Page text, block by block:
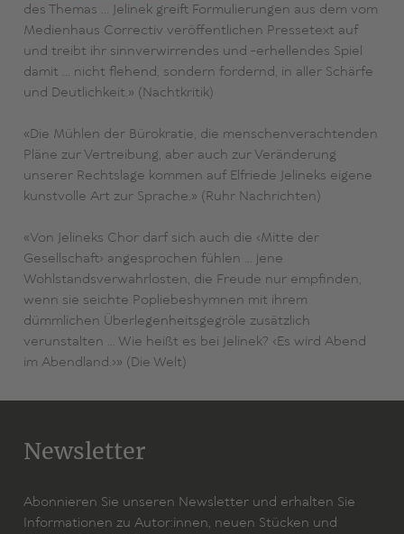
des Themas … Jelinek greift Formulierungen aus dem vom
Medienhaus Correctiv veröffentlichen Pressetext auf
und treibt ihr sinnverwirrendes und -erhellendes Spiel
damit … nicht flehend, sondern fordernd, in aller Schärfe
und Deutlichkeit.» (Nachtkritik)
«Die Mühlen der Bürokratie, die menschenverachtenden
Pläne zur Vertreibung, aber auch zur Veränderung
unserer Rechtslage kommen auf Elfriede Jelineks eigene
kunstvolle Art zur Sprache.» (Ruhr Nachrichten)
«Von Jelineks Chor darf sich auch die ‹Mitte der
Gesellschaft› angesprochen fühlen … jene
Wohlstandsverwahrlosten, die Freude nur empfinden,
wenn sie seichte Popliebeshymnen mit ihrem
dümmlichen Überlegenheitsgegröle zusätzlich
verunstalten … Wie heißt es bei Jelinek? ‹Es wird Abend
im Abendland.›» (Die Welt)
Newsletter
Abonnieren Sie unseren Newsletter und erhalten Sie
Informationen zu Autor:innen, neuen Stücken und